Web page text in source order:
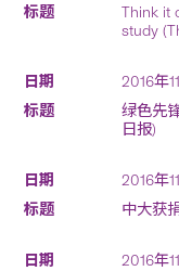
Think it
study
2016年
绿色先
日报)
2016年
中大获
2016年